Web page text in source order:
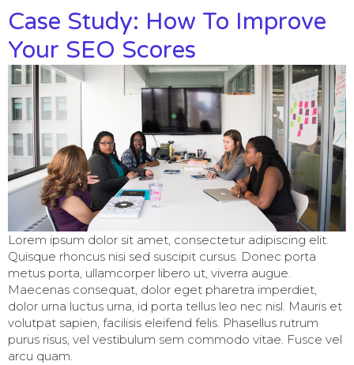
Case Study: How To Improve
Your SEO Scores
Lorem ipsum dolor sit amet, consectetur adipiscing elit.
Quisque rhoncus nisi sed suscipit cursus. Donec porta
metus porta, ullamcorper libero ut, viverra augue.
Maecenas consequat, dolor eget pharetra imperdiet,
dolor urna luctus urna, id porta tellus leo nec nisl. Mauris et
volutpat sapien, facilisis eleifend felis. Phasellus rutrum
purus risus, vel vestibulum sem commodo vitae. Fusce vel
arcu quam.